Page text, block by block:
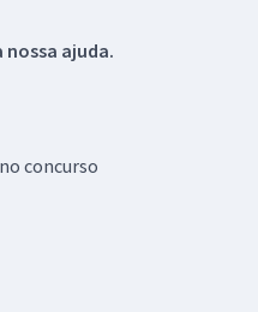
nossa ajuda.
concurso